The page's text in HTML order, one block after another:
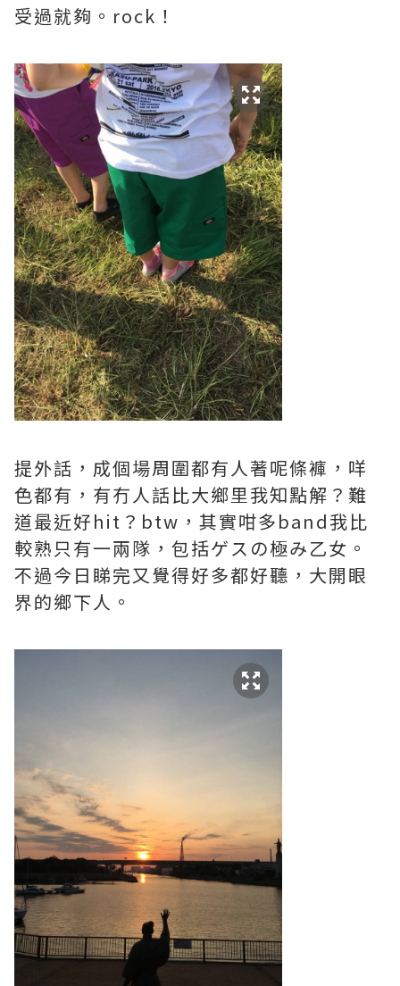
受過就夠。rock！
提外話，成個場周圍都有人著呢條褲，咩
色都有，有冇人話比大鄉里我知點解？難
道最近好hit？btw，其實咁多band我比
較熟只有一兩隊，包括ゲスの極み乙女。
不過今日睇完又覺得好多都好聽，大開眼
界的鄉下人。